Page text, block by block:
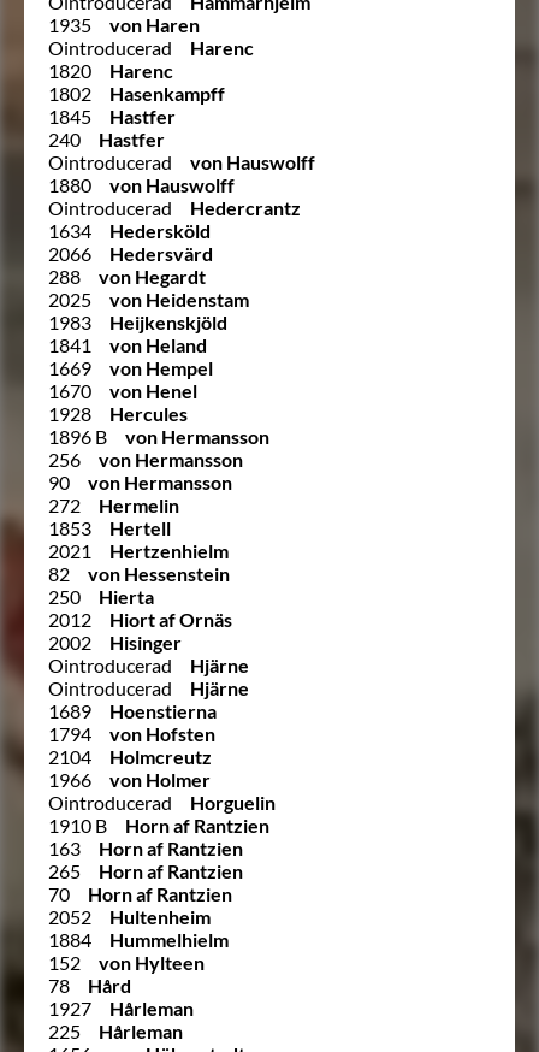
1935
von Haren
Ointroducerad
Harenc
1820
Harenc
1802
Hasenkampff
1845
Hastfer
240
Hastfer
Ointroducerad
von Hauswolff
1880
von Hauswolff
Ointroducerad
Hedercrantz
1634
Hedersköld
2066
Hedersvärd
288
von Hegardt
2025
von Heidenstam
1983
Heijkenskjöld
1841
von Heland
1669
von Hempel
1670
von Henel
1928
Hercules
1896 B
von Hermansson
256
von Hermansson
90
von Hermansson
272
Hermelin
1853
Hertell
2021
Hertzenhielm
82
von Hessenstein
250
Hierta
2012
Hiort af Ornäs
2002
Hisinger
Ointroducerad
Hjärne
Ointroducerad
Hjärne
1689
Hoenstierna
1794
von Hofsten
2104
Holmcreutz
1966
von Holmer
Ointroducerad
Horguelin
1910 B
Horn af Rantzien
163
Horn af Rantzien
265
Horn af Rantzien
70
Horn af Rantzien
2052
Hultenheim
1884
Hummelhielm
152
von Hylteen
78
Hård
1927
Hårleman
225
Hårleman